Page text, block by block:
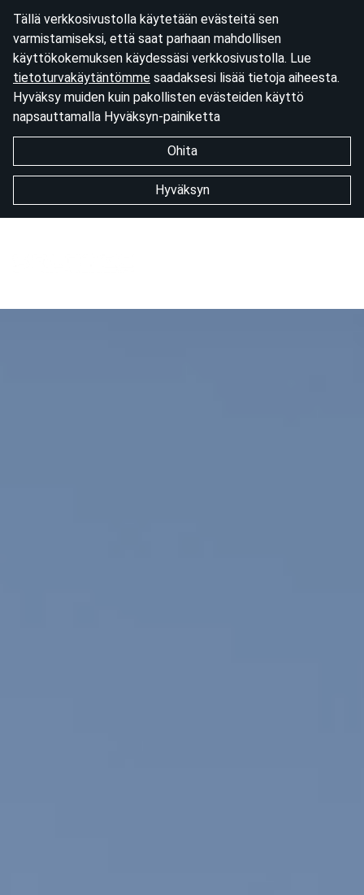
Tällä verkkosivustolla käytetään evästeitä sen
varmistamiseksi, että saat parhaan mahdollisen
käyttökokemuksen käydessäsi verkkosivustolla. Lue
tietoturvakäytäntömme saadaksesi lisää tietoja aiheesta.
Hyväksy muiden kuin pakollisten evästeiden käyttö
napsauttamalla Hyväksyn-painiketta
Ohita
Hyväksyn